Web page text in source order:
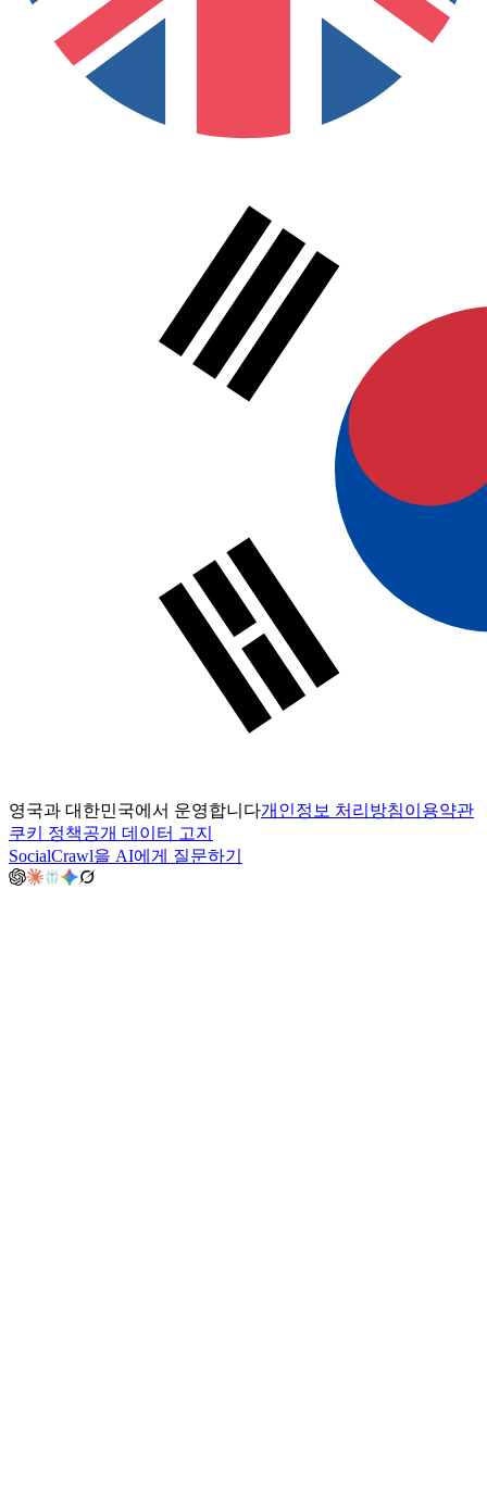
영국과 대한민국에서 운영합니다개인정보 처리방침이용약관
쿠키 정책공개 데이터 고지
SocialCrawl을 AI에게 질문하기